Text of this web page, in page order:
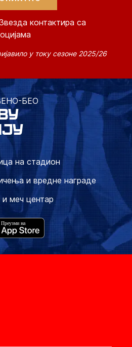
контактира са
у току сезоне 2025/26
БЕО
на стадион
и вредне награде
и меч центар